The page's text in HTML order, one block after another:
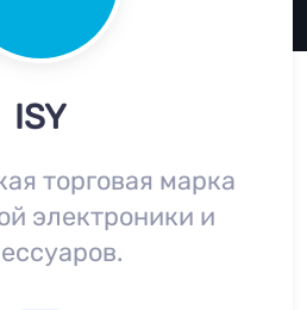
ISY
торговая марка
электроники и